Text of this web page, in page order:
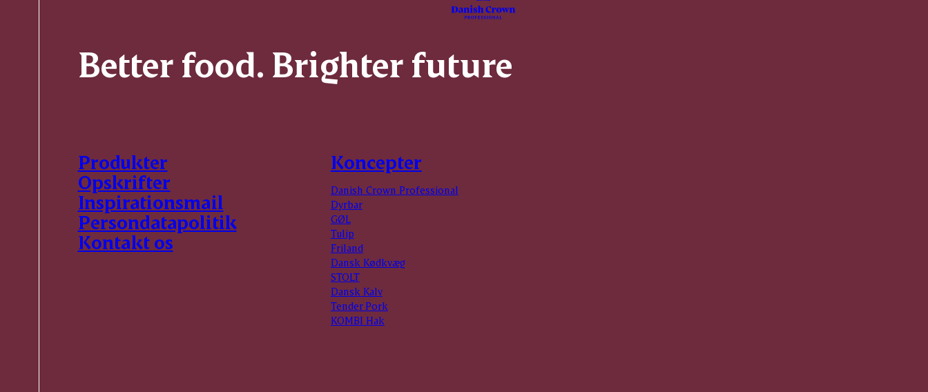
Better food. Brighter future
Koncepter
Danish Crown Professional
Dyrbar
GØL
Tulip
Friland
Dansk Kødkvæg
STOLT
Dansk Kalv
Tender Pork
KOMBI Hak
Produkter
Opskrifter
Inspirationsmail
Persondatapolitik
Kontakt os